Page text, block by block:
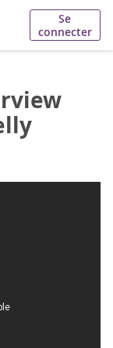
Se
connecter